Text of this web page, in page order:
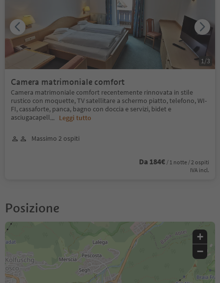
Camera matrimoniale comfort
Camera matrimoniale comfort recentemente rinnovata in stile
rustico con moquette, TV satellitare a schermo piatto, telefono, WI-
FI, cassaforte, panca, bagno con doccia e servizi, bidet e
asciugacapell... Leggi tutto
Massimo 2 ospiti
Da 184€ / 1 notte / 2 ospiti
IVA incl.
1/3
Posizione
+
−